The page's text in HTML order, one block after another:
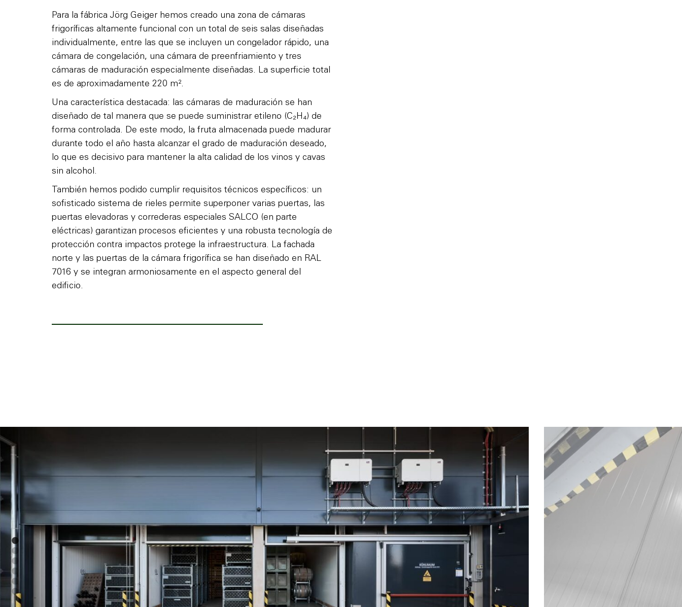
Para la fábrica Jörg Geiger hemos creado una zona de cámaras
frigoríficas altamente funcional con un total de seis salas diseñadas
individualmente, entre las que se incluyen un congelador rápido, una
cámara de congelación, una cámara de preenfriamiento y tres
cámaras de maduración especialmente diseñadas. La superficie total
es de aproximadamente 220 m².
Una característica destacada: las cámaras de maduración se han
diseñado de tal manera que se puede suministrar etileno (C₂H₄) de
forma controlada. De este modo, la fruta almacenada puede madurar
durante todo el año hasta alcanzar el grado de maduración deseado,
lo que es decisivo para mantener la alta calidad de los vinos y cavas
sin alcohol.
También hemos podido cumplir requisitos técnicos específicos: un
sofisticado sistema de rieles permite superponer varias puertas, las
puertas elevadoras y correderas especiales SALCO (en parte
eléctricas) garantizan procesos eficientes y una robusta tecnología de
protección contra impactos protege la infraestructura. La fachada
norte y las puertas de la cámara frigorífica se han diseñado en RAL
7016 y se integran armoniosamente en el aspecto general del
edificio.